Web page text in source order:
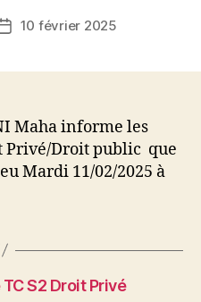
Date10 février 2025
Maha informe les
Privé/Droit public que
Mardi 11/02/2025 à
S2 Droit Privé